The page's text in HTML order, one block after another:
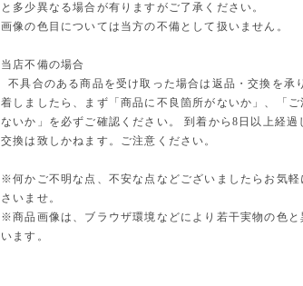
と多少異なる場合が有りますがご了承ください。
画像の色目については当方の不備として扱いません。
当店不備の場合
不具合のある商品を受け取った場合は返品・交換を承
着しましたら、まず「商品に不良箇所がないか」、「
ないか」を必ずご確認ください。 到着から8日以上経過
交換は致しかねます。ご注意ください。
※何かご不明な点、不安な点などございましたらお気軽
さいませ。
※商品画像は、ブラウザ環境などにより若干実物の色と
います。